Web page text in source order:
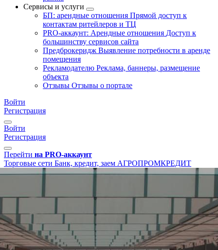
Сервисы и услуги
БП: арендные отношения Прямой доступ к
контактам ритейлеров и ТЦ
PRO-аккаунт: Арендные отношения Доступ к
большинству сервисов сайта
Предброкеридж Выявление потребности в аренде
помещения
Рекламодателю Реклама, баннеры, размещение
объекта
Отзывы Отзывы о портале
Войти
Регистрация
Войти
Регистрация
Перейти на PRO-аккаунт
Торговые сети Банк, кредит, заем АГРОПРОМКРЕДИТ